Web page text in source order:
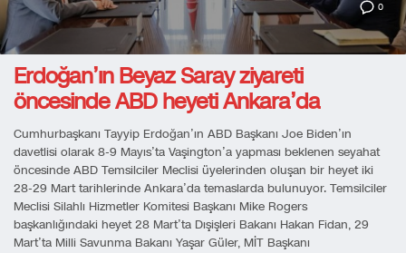
0
Erdoğan’ın Beyaz Saray ziyareti
öncesinde ABD heyeti Ankara’da
Cumhurbaşkanı Tayyip Erdoğan’ın ABD Başkanı Joe Biden’ın
davetlisi olarak 8-9 Mayıs’ta Vaşington’a yapması beklenen seyahat
öncesinde ABD Temsilciler Meclisi üyelerinden oluşan bir heyet iki
28-29 Mart tarihlerinde Ankara’da temaslarda bulunuyor. Temsilciler
Meclisi Silahlı Hizmetler Komitesi Başkanı Mike Rogers
başkanlığındaki heyet 28 Mart’ta Dışişleri Bakanı Hakan Fidan, 29
Mart’ta Milli Savunma Bakanı Yaşar Güler, MİT Başkanı